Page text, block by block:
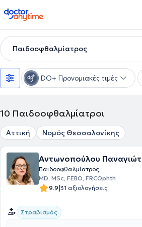
doctoranytime
Παιδοοφθαλμίατρος
DO+ Προνομιακές τιμές
10 Παιδοοφθαλμίατροι
Αττική Νομός Θεσσαλονίκης
Αντωνοπούλου
Παιδοοφθαλμίατρος
MD, MSc, FEBO, FRCOphth
9.9|31 αξιολογήσεις
Στραβισμός